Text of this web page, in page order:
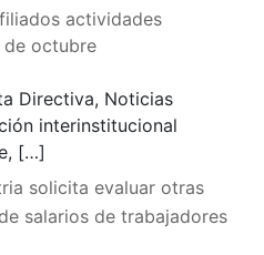
actividades
de octubre
Directiva, Noticias
interinstitucional
[…]
solicita evaluar otras
salarios de trabajadores